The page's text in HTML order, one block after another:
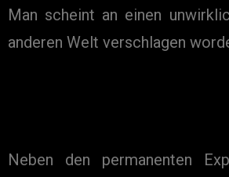
Man scheint an einen
anderen Welt verschlagen
Neben den permanenten